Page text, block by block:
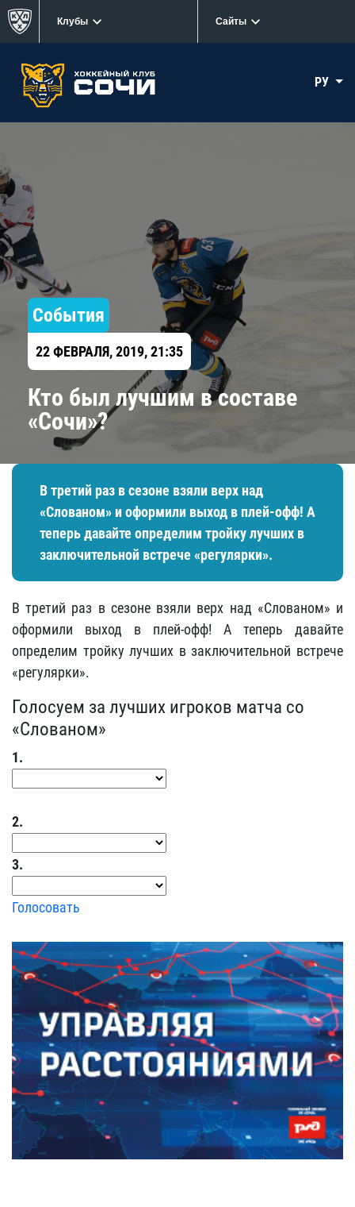
Клубы Сайты
РУ
События
22 ФЕВРАЛЯ, 2019, 21:35
Кто был лучшим в составе
«Сочи»?
В третий раз в сезоне взяли верх над
«Слованом» и оформили выход в плей-офф! А
теперь давайте определим тройку лучших в
заключительной встрече «регулярки».
В третий раз в сезоне взяли верх над «Слованом» и
оформили выход в плей-офф! А теперь давайте
определим тройку лучших в заключительной встрече
«регулярки».
Голосуем за лучших игроков матча со
«Слованом»
1.
2.
3.
Голосовать